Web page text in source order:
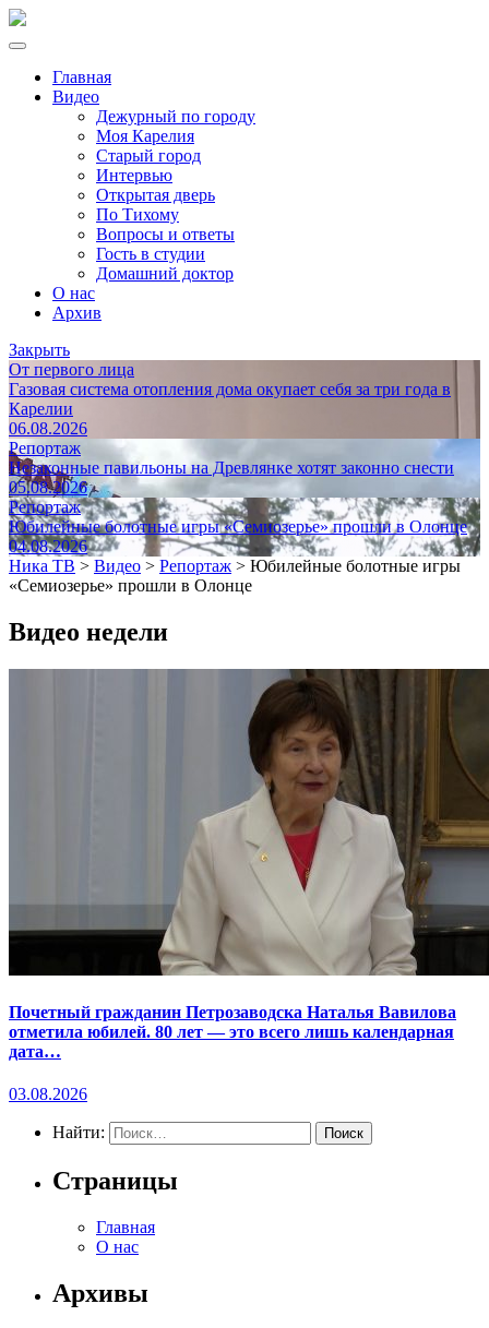
Главная
Видео
Дежурный по городу
Моя Карелия
Старый город
Интервью
Открытая дверь
По Тихому
Вопросы и ответы
Гость в студии
Домашний доктор
О нас
Архив
Закрыть
От первого лица
Газовая система отопления дома окупает себя за три года в
Карелии
06.08.2026
Репортаж
Незаконные павильоны на Древлянке хотят законно снести
05.08.2026
Репортаж
Юбилейные болотные игры «Семиозерье» прошли в Олонце
04.08.2026
Ника ТВ > Видео > Репортаж > Юбилейные болотные игры
«Семиозерье» прошли в Олонце
Видео недели
Почетный гражданин Петрозаводска Наталья Вавилова
отметила юбилей. 80 лет — это всего лишь календарная
дата…
03.08.2026
Найти:
Страницы
Главная
О нас
Архивы